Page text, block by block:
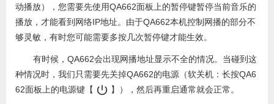
动播放），您需要先使用QA662面板上的暂停键暂停当前音乐的
播放，才能看到网络IP地址。由于QA662本机控制网播的部分不
够灵敏，有时您可能需要多按几次暂停键才能生效。
有时候，QA662会出现网播地址显示不全的情况。当碰到这
种情况时，我们只需要先关掉QA662的电源（软关机：长按QA6
62面板上的电源键【
】），然后再重启通常就会正常。